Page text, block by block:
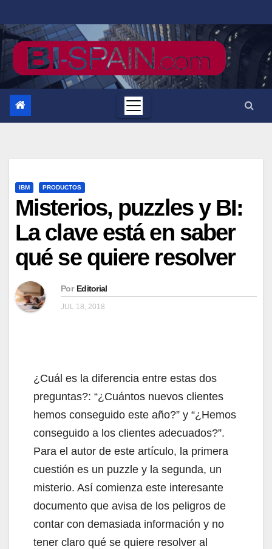
al
contenido
IBM PRODUCTOS
Misterios, puzzles y BI:
La clave está en saber
qué se quiere resolver
Por Editorial
JUL 18, 2018
¿Cuál es la diferencia entre estas dos
preguntas?: “¿Cuántos nuevos clientes
hemos conseguido este año?” y “¿Hemos
conseguido a los clientes adecuados?”.
Para el autor de este artículo, la primera
cuestión es un puzzle y la segunda, un
misterio. Así comienza este interesante
documento que avisa de los peligros de
contar con demasiada información y no
tener claro qué se quiere resolver al